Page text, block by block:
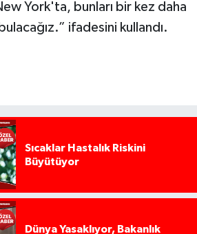
York'ta, bunları bir kez daha
ifadesini kullandı.
Sıcaklar Hastalık Riskini
Büyütüyor
Dünya Yasaklıyor, Bakanlık